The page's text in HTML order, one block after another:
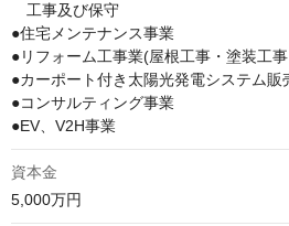
工事及び保守
●住宅メンテナンス事業
●リフォーム工事業(屋根工事・塗装工
●カーポート付き太陽光発電システム販
●コンサルティング事業
●EV、V2H事業
資本金
5,000万円